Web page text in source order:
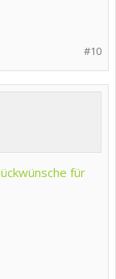
#10
für